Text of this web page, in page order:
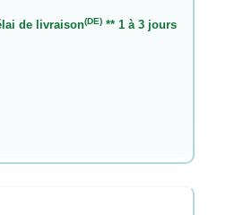
de livraison(DE)** 1 à 3 jours